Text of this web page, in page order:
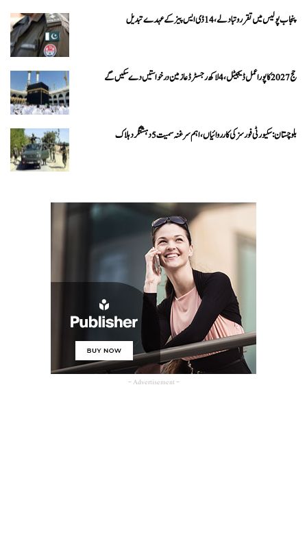
پنجاب پولیس میں تقرر و تبادلے، 14 ڈی ایس پیز کے عہدے تبدیل
حج 2027 کا پورا عمل ڈیجیٹل، 4 لاکھ رجسٹرڈ عازمین درخواستیں دے سکیں گے
بلوچستان: سکیورٹی فورسز کی کارروائیاں، اہم سرغنہ سمیت 5 دہشتگرد ہلاک
- Advertisement -